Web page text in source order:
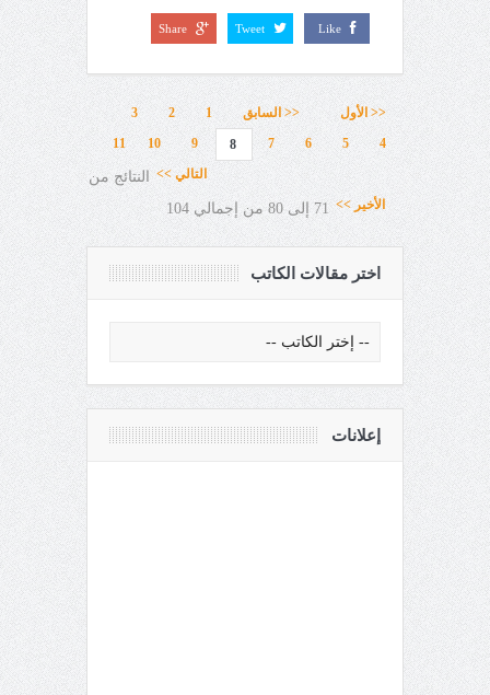
Like
Tweet
Share
<< الأول << السابق 1
2
3
4
5
6
7
8
9
10
11
التالي >>
الأخير >>
النتائج من
71 إلى 80 من إجمالي 104
اختر مقالات الكاتب
إعلانات